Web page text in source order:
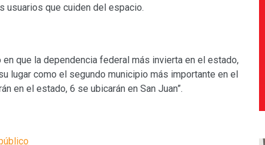
usuarios que cuiden del espacio.
que la dependencia federal más invierta en el estado,
lugar como el segundo municipio más importante en el
en el estado, 6 se ubicarán en San Juan”.